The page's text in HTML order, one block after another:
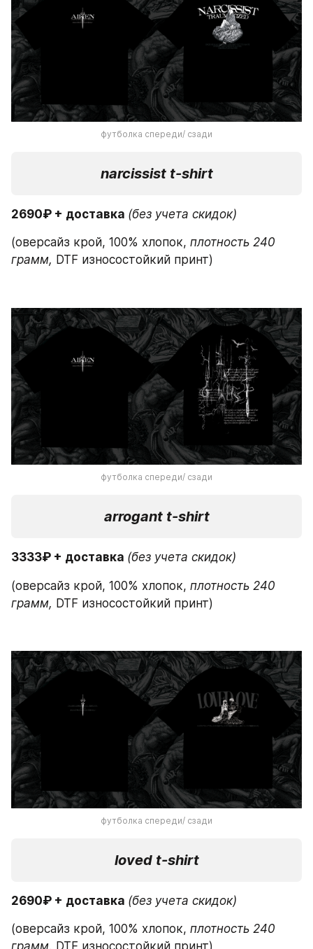
футболка спереди/ сзади
narcissist t-shirt
2690₽ + доставка (без учета скидок)
(оверсайз крой, 100% хлопок, плотность 240
грамм, DTF износостойкий принт)
футболка спереди/ сзади
arrogant t-shirt
3333₽ + доставка (без учета скидок)
(оверсайз крой, 100% хлопок, плотность 240
грамм, DTF износостойкий принт)
футболка спереди/ сзади
loved t-shirt
2690₽ + доставка (без учета скидок)
(оверсайз крой, 100% хлопок, плотность 240